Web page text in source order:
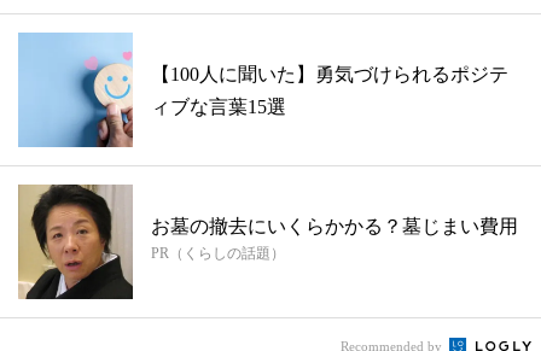
【100人に聞いた】勇気づけられるポジテ
ィブな言葉15選
お墓の撤去にいくらかかる？墓じまい費用
PR（くらしの話題）
Recommended by